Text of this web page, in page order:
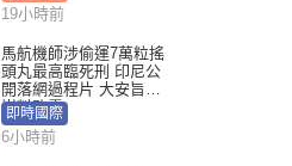
19小時前
馬航機師涉偷運7萬粒搖
頭丸最高臨死刑 印尼公
開落網過程片 大安旨意
豈料敗露
即時國際
6小時前